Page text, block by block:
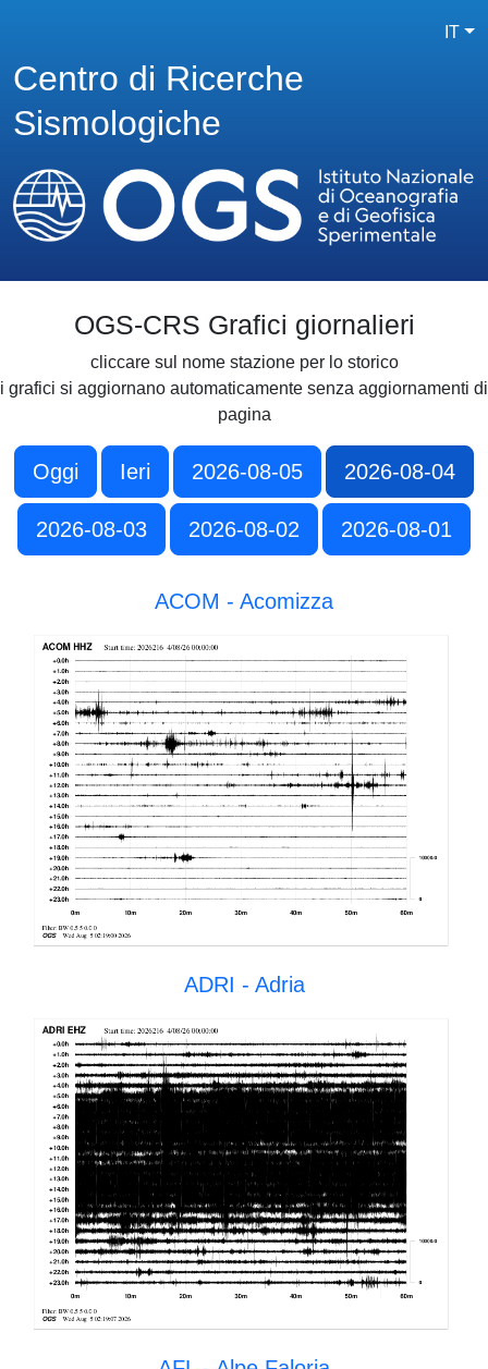
IT
Centro di Ricerche
Sismologiche
OGS-CRS Grafici giornalieri
cliccare sul nome stazione per lo storico
i grafici si aggiornano automaticamente senza aggiornamenti di
pagina
Oggi Ieri 2026-08-05 2026-08-04
2026-08-03 2026-08-02 2026-08-01
ACOM - Acomizza
ADRI - Adria